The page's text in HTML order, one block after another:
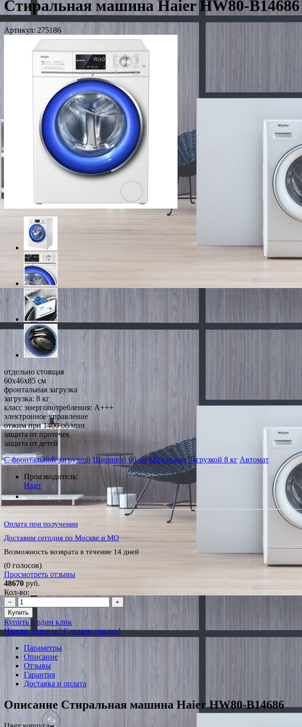
Стиральная машина Haier HW80-B14686
Артикул: 275186
отдельно стоящая
60x46x85 см
фронтальная загрузка
загрузка: 8 кг
класс энергопотребления: A+++
электронное управление
отжим при 1400 об/мин
защита от протечек
защита от детей
С фронтальной загрузкой Шириной 60 см Маленькие Загрузкой 8 кг Автомат
Производитель:
Haier
*Наличие уточняйте у менеджера
Оплата при получении
Доставим сегодня по Москве и МО
Возможность возврата в течение 14 дней
(0 голосов)
Просмотреть отзывы
48670 руб.
Кол-во:
−
+
Купить
Купить в один клик
Нашли дешевле? Сделаем скидку!
Параметры
Описание
Отзывы
Гарантия
Доставка и оплата
Описание Стиральная машина Haier HW80-B14686